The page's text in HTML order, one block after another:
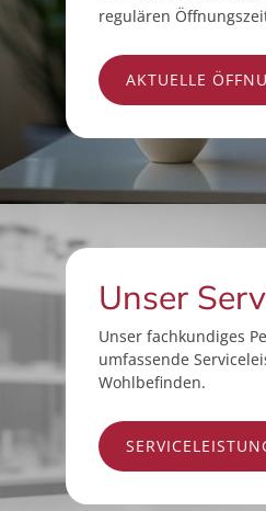
regulären
AKTUELLE
Unser
Unser fachkundiges
umfassende
Wohlbefinden.